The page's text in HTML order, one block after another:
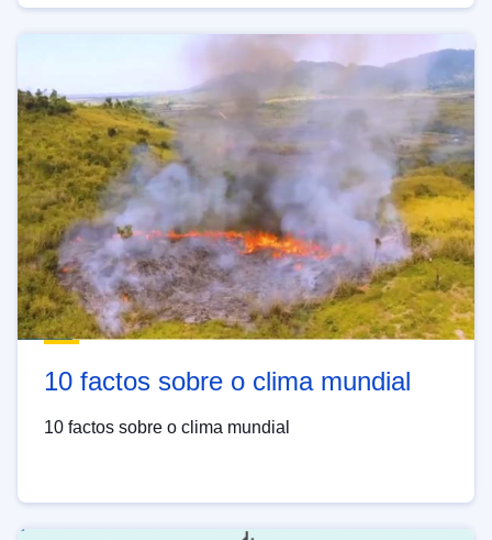
10 factos sobre o clima mundial
10 factos sobre o clima mundial